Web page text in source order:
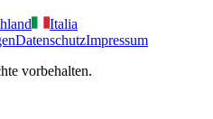
Italia
DatenschutzImpressum
vorbehalten.